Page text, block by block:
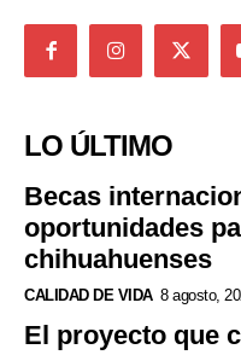
LO ÚLTIMO
Becas
oportunidades
chihuahuenses
CALIDAD DE VIDA 8 agosto,
El proyecto que